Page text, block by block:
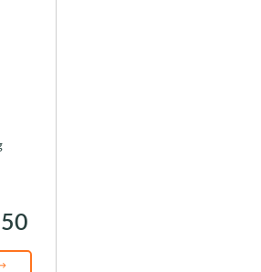
→